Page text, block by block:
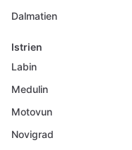
Dalmatien
Istrien
Labin
Medulin
Motovun
Novigrad